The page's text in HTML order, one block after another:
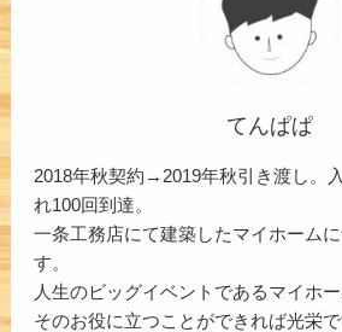
てんぱぱ
2018年秋契約→2019年秋引き渡し。
れ100回到達。
一条工務店にて建築したマイホーム
す。
人生のビッグイベントであるマイホ
そのお役に立つことができれば光栄で